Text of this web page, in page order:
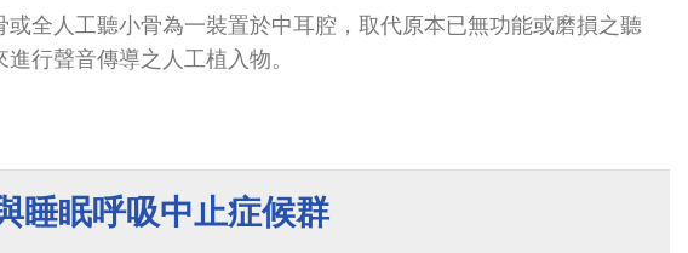
或全人工聽小骨為一裝置於中耳腔，取代原本已無功能或磨損之聽
進行聲音傳導之人工植入物。
睡眠呼吸中止症候群